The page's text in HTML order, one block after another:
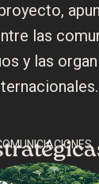
las
y las